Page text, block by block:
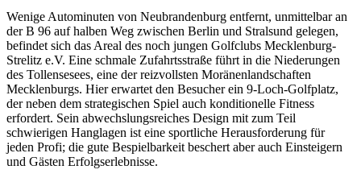
Wenige Autominuten von Neubrandenburg entfernt, unmittelbar an
der B 96 auf halben Weg zwischen Berlin und Stralsund gelegen,
befindet sich das Areal des noch jungen Golfclubs Mecklenburg-
Strelitz e.V. Eine schmale Zufahrtsstraße führt in die Niederungen
des Tollensesees, eine der reizvollsten Moränenlandschaften
Mecklenburgs. Hier erwartet den Besucher ein 9-Loch-Golfplatz,
der neben dem strategischen Spiel auch konditionelle Fitness
erfordert. Sein abwechslungsreiches Design mit zum Teil
schwierigen Hanglagen ist eine sportliche Herausforderung für
jeden Profi; die gute Bespielbarkeit beschert aber auch Einsteigern
und Gästen Erfolgserlebnisse.